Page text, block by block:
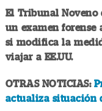
El Tribunal Noveno
un examen forense
si modifica la
viajar a EE.UU.
OTRAS NOTICIAS:
actualiza situación